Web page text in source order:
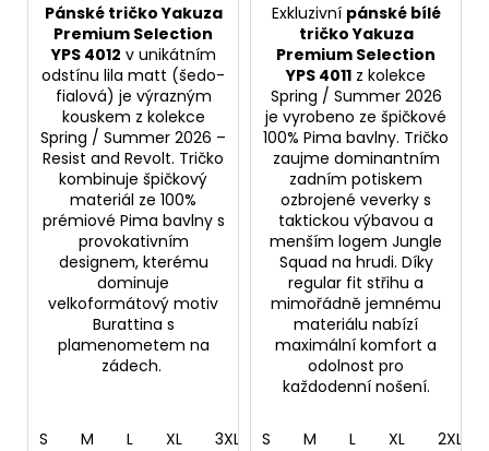
Pánské tričko Yakuza
Premium Selection
YPS 4012 v unikátním
odstínu lila matt (šedo-
fialová) je výrazným
kouskem z kolekce
Spring / Summer 2026 –
Resist and Revolt. Tričko
kombinuje špičkový
materiál ze 100%
prémiové Pima bavlny s
provokativním
designem, kterému
dominuje
velkoformátový motiv
Burattina s
plamenometem na
zádech.
S M L XL 3XL 5XL
Exkluzivní pánské bílé
tričko Yakuza
Premium Selection
YPS 4011 z kolekce
Spring / Summer 2026
je vyrobeno ze špičkové
100% Pima bavlny. Tričko
zaujme dominantním
zadním potiskem
ozbrojené veverky s
taktickou výbavou a
menším logem Jungle
Squad na hrudi. Díky
regular fit střihu a
mimořádně jemnému
materiálu nabízí
maximální komfort a
odolnost pro
každodenní nošení.
S M L XL 2XL